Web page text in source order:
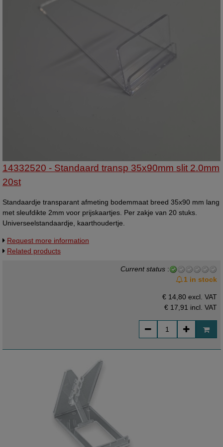
14332520 - Standaard transp 35x90mm slit 2.0mm
20st
Standaardje transparant afmeting bodemmaat breed 35x90 mm lang
met sleufdikte 2mm voor prijskaartjes. Per zakje van 20 stuks.
Universeelstandaardje, kaarthoudertje.
Request more information
Related products
Current status :
1 in stock
€ 14,80 excl. VAT
€ 17,91 incl. VAT